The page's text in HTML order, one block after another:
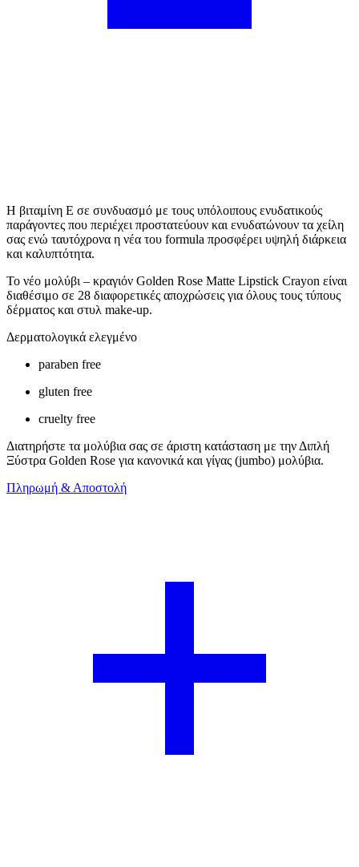
Η βιταμίνη Ε σε συνδυασμό με τους υπόλοιπους ενυδατικούς
παράγοντες που περιέχει προστατεύουν και ενυδατώνουν τα χείλη
σας ενώ ταυτόχρονα η νέα του formula προσφέρει υψηλή διάρκεια
και καλυπτότητα.
Το νέο μολύβι – κραγιόν Golden Rose Matte Lipstick Crayon είναι
διαθέσιμο σε 28 διαφορετικές αποχρώσεις για όλους τους τύπους
δέρματος και στυλ make-up.
Δερματολογικά ελεγμένο
paraben free
gluten free
cruelty free
Διατηρήστε τα μολύβια σας σε άριστη κατάσταση με την Διπλή
Ξύστρα Golden Rose για κανονικά και γίγας (jumbo) μολύβια.
Πληρωμή & Αποστολή